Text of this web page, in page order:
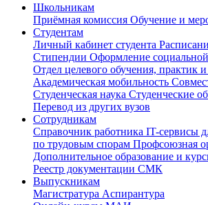
Школьникам
Приёмная комиссия Обучение и
Студентам
Личный кабинет студента
Стипендии Оформление социальной
Отдел целевого обучения, практик и
Академическая мобильность
Студенческая наука Студенческие
Перевод из других вузов
Сотрудникам
Cправочник работника IT-сервисы
по трудовым спорам Профсоюзная
Дополнительное образование и
Реестр документации СМК
Выпускникам
Магистратура Аспирантура